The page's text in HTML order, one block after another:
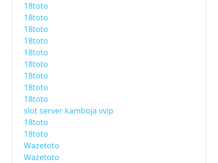
18toto
18toto
18toto
18toto
18toto
18toto
18toto
18toto
18toto
slot server kamboja vvip
18toto
18toto
Wazetoto
Wazetoto